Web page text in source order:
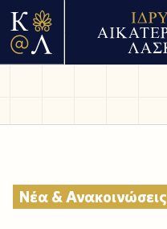
Νέα & Ανακοινώσεις